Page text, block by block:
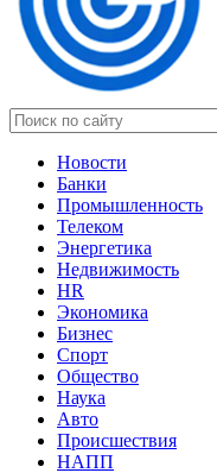
Новости
Банки
Промышленность
Телеком
Энергетика
Недвижимость
HR
Экономика
Бизнес
Спорт
Общество
Наука
Авто
Происшествия
НАПП